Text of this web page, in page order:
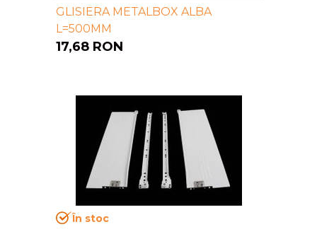
GLISIERA METALBOX ALBA
L=500MM
17,68 RON
În stoc